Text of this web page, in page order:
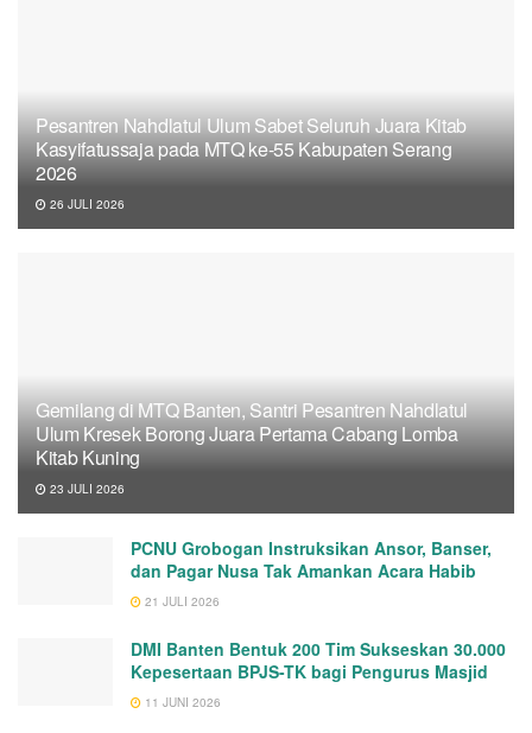
Pesantren Nahdlatul Ulum Sabet Seluruh Juara Kitab
Kasyifatussaja pada MTQ ke-55 Kabupaten Serang
2026
26 JULI 2026
Gemilang di MTQ Banten, Santri Pesantren Nahdlatul
Ulum Kresek Borong Juara Pertama Cabang Lomba
Kitab Kuning
23 JULI 2026
PCNU Grobogan Instruksikan Ansor, Banser,
dan Pagar Nusa Tak Amankan Acara Habib
21 JULI 2026
DMI Banten Bentuk 200 Tim Sukseskan 30.000
Kepesertaan BPJS-TK bagi Pengurus Masjid
11 JUNI 2026